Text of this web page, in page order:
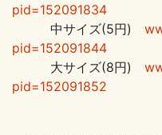
pid=152091834
中サイズ(5円)
pid=152091844
大サイズ(8円)
pid=152091852